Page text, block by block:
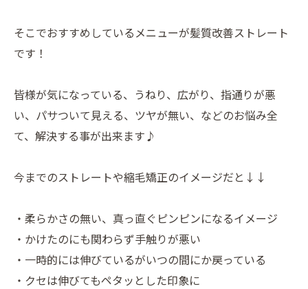
そこでおすすめしているメニューが髪質改善ストレート
です！
皆様が気になっている、うねり、広がり、指通りが悪
い、パサついて見える、ツヤが無い、などのお悩み全
て、解決する事が出来ます♪
今までのストレートや縮毛矯正のイメージだと↓↓
・柔らかさの無い、真っ直ぐピンピンになるイメージ
・かけたのにも関わらず手触りが悪い
・一時的には伸びているがいつの間にか戻っている
・クセは伸びてもペタッとした印象に